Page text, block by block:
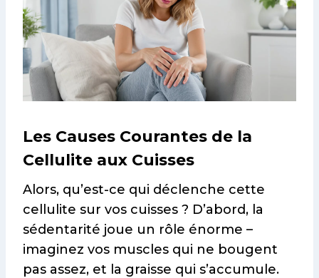
Les Causes Courantes de la
Cellulite aux Cuisses
Alors, qu’est-ce qui déclenche cette
cellulite sur vos cuisses ? D’abord, la
sédentarité joue un rôle énorme –
imaginez vos muscles qui ne bougent
pas assez, et la graisse qui s’accumule.